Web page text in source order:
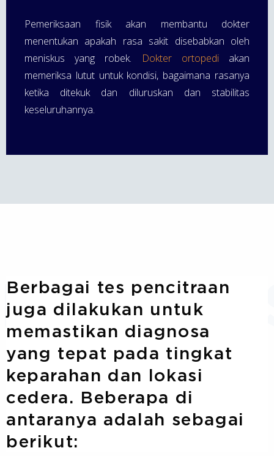
Pemeriksaan fisik akan membantu dokter
menentukan apakah rasa sakit disebabkan oleh
meniskus yang robek.
Dokter ortopediakan
memeriksa lutut untuk kondisi, bagaimana rasanya
ketika ditekuk dan diluruskan dan stabilitas
keseluruhannya.
Berbagai tes pencitraan
juga dilakukan untuk
memastikan diagnosa
yang tepat pada tingkat
keparahan dan lokasi
cedera. Beberapa di
antaranya adalah sebagai
berikut: